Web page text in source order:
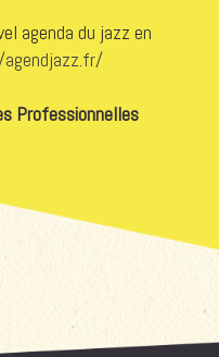
agenda du jazz en
Professionnelles